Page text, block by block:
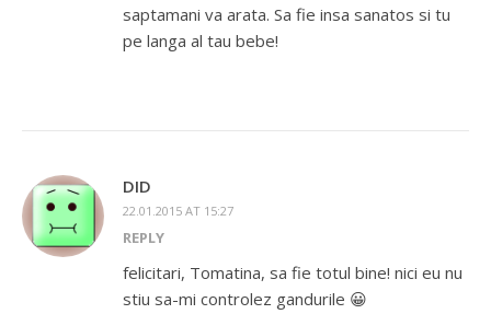
saptamani va arata. Sa fie insa sanatos si tu
pe langa al tau bebe!
DID
22.01.2015 AT 15:27
REPLY
felicitari, Tomatina, sa fie totul bine! nici eu nu
stiu sa-mi controlez gandurile 😀